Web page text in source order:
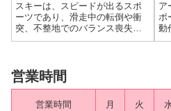
スキーは、スピードが出るスポ
ーツであり、滑走中の転倒や衝
突、不整地でのバランス喪失な
ど、様々な要因で外傷や怪我が
多く、中でも膝の靭帯損傷は重
症化しやすく、スキーヤーにと
ア
ポ
動
定
営業時間
営業時間 月 火